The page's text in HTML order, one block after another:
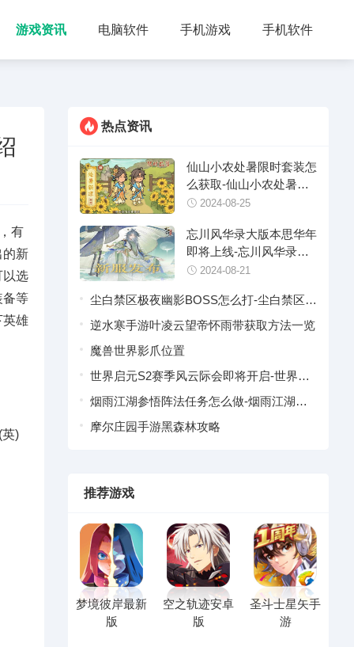
游戏资讯 电脑软件 手机游戏 手机软件
有
的新
以选
备等
英雄
)
热点资讯
仙山小农处暑限时套装怎
么获取-仙山小农处暑限
时套装获取介绍
2024-08-25
忘川风华录大版本思华年
即将上线-忘川风华录大
版本思华年上线时间分享
2024-08-21
尘白禁区极夜幽影BOSS怎么打-尘白禁区极
夜幽影BOSS情报
逆水寒手游叶凌云望帝怀雨带获取方法一览
魔兽世界影爪位置
世界启元S2赛季风云际会即将开启-世界启
元S2赛季风云际会开启时间分享介绍
烟雨江湖参悟阵法任务怎么做-烟雨江湖参
悟阵法任务攻略
摩尔庄园手游黑森林攻略
推荐游戏
梦境彼岸最新
版
空之轨迹安卓
版
圣斗士星矢手
游